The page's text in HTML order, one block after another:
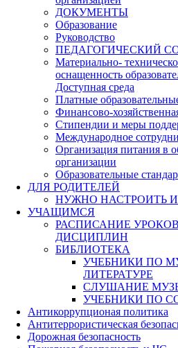
ДОКУМЕНТЫ
Образование
Руководство
ПЕДАГОГИЧЕСКИЙ
Материально-
оснащенность
Доступная среда
Платные
Финансово-
Стипендии и меры
Международное
Организация питания в
организации
Образовательные
ДЛЯ РОДИТЕЛЕЙ
НУЖНО НАСТРОИТЬ
УЧАЩИМСЯ
РАСПИСАНИЕ
ДИСЦИПЛИН
БИБЛИОТЕКА
УЧЕБНИКИ ПО
ЛИТЕРАТУРЕ
СЛУШАНИЕ
УЧЕБНИКИ ПО
Антикоррупционая политика
Антитеррористическая
Дорожная безопасность